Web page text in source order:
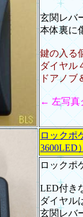
玄関レバ
本体裏に
鍵の入る
ダイヤル
ドアノブ
← 左写真
ロックポ
3600LED
ロックポ
LED付き
ダイヤル
玄関レバ